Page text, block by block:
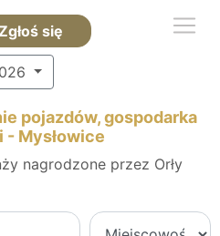
Zgłoś się
pojazdów, gospodarka
- Mysłowice
nagrodzone przez Orły